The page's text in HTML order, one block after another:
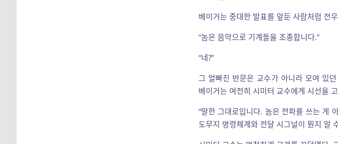
베이거는 중대한 발표를 앞둔 사람처럼 전
“놈은 음악으로 기계들을 조종합니다.”
“네?”
그 얼빠진 반문은 교수가 아니라 모여 있
베이거는 여전히 시미터 교수에게 시선을
“말한 그대로입니다. 놈은 전파를 쓰는 게
도무지 명령체계와 전달 시그널이 뭔지 알